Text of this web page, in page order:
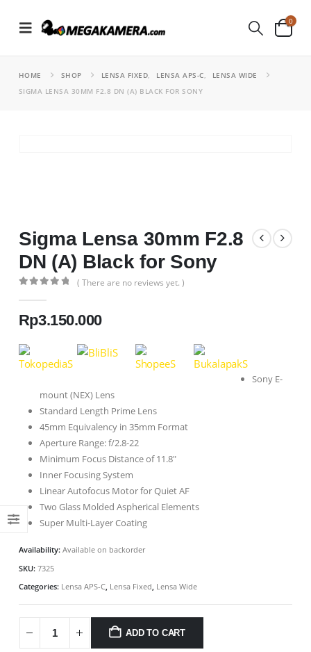
0
HOME SHOP LENSA FIXED, LENSA APS-C,
LENSA WIDE
SIGMA LENSA 30MM F2.8 DN (A) BLACK FOR SONY
Sigma Lensa 30mm F2.8
DN (A) Black for Sony
( There are no reviews yet. )
Rp3.150.000
Sony E-
mount (NEX) Lens
Standard Length Prime Lens
45mm Equivalency in 35mm Format
Aperture Range: f/2.8-22
Minimum Focus Distance of 11.8″
Inner Focusing System
Linear Autofocus Motor for Quiet AF
Two Glass Molded Aspherical Elements
Super Multi-Layer Coating
Availability: Available on backorder
SKU: 7325
Categories: Lensa APS-C, Lensa Fixed, Lensa Wide
ADD TO CART